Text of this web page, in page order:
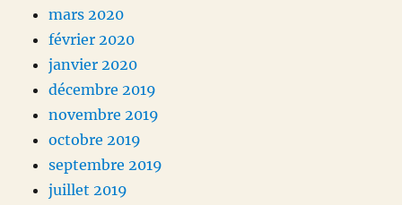
mars 2020
février 2020
janvier 2020
décembre 2019
novembre 2019
octobre 2019
septembre 2019
juillet 2019